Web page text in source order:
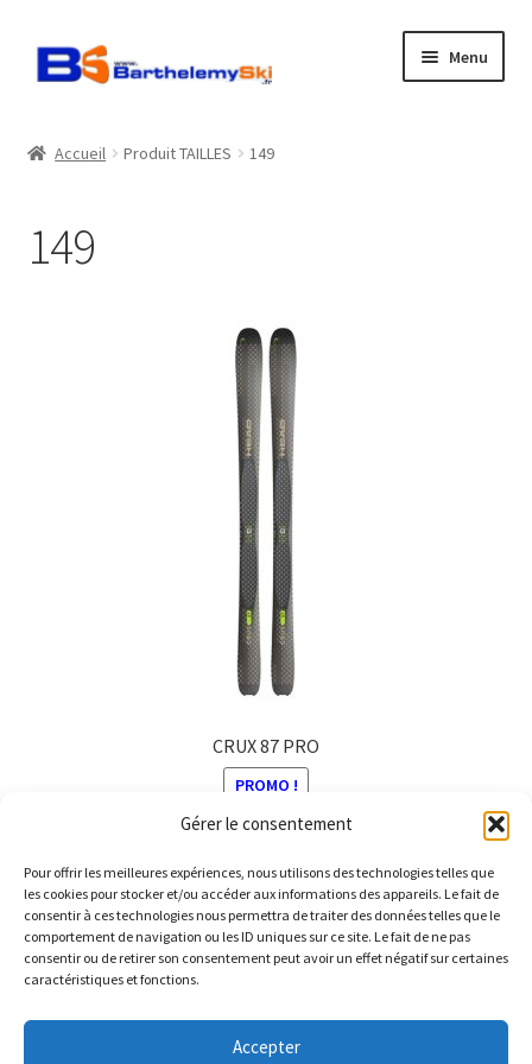
Gérer le consentement
Pour offrir les meilleures expériences, nous utilisons des technologies telles que
les cookies pour stocker et/ou accéder aux informations des appareils. Le fait de
consentir à ces technologies nous permettra de traiter des données telles que le
comportement de navigation ou les ID uniques sur ce site. Le fait de ne pas
consentir ou de retirer son consentement peut avoir un effet négatif sur certaines
caractéristiques et fonctions.
Accepter
Aller
Aller
Menu
Location
Accueil Produit TAILLES 149
149
CRUX 87 PRO
PROMO !
750,00€Le
prix
initial
était :
750,00 €.
650,00€Le
prix
actuel
est :
650,00 €.
Ce
produit
a
plusieurs
© Barthelemy Ski 2025 -Conditions générales de vente et
Politique de Confidentialité